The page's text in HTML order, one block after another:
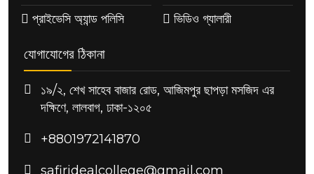
প্রাইভেসি অ্যান্ড পলিসি
ভিডিও গ্যালারী
যোগাযোগের ঠিকানা
১৯/২, শেখ সাহেব বাজার রোড, আজিমপুর ছাপড়া মসজিদ এর
দক্ষিণে, লালবাগ, ঢাকা-১২০৫
+8801972141870
safiridealcollege@gmail.com